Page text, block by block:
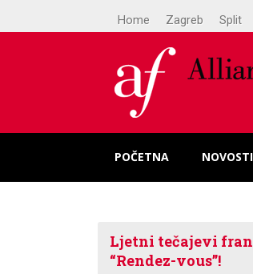
Home Zagreb Split
POČETNA NOVOSTI
Ljetni tečajevi
“Rendez-vous”!